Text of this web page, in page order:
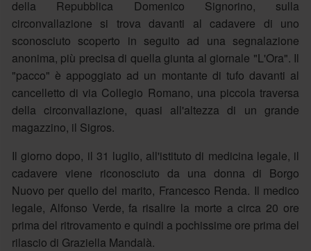
della Repubblica Domenico Signorino, sulla
circonvallazione si trova davanti al cadavere di uno
sconosciuto scoperto in seguito ad una segnalazione
anonima, più precisa di quella giunta al giornale "L'Ora". Il
"pacco" è appoggiato ad un montante di tufo davanti al
cancelletto di via Collegio Romano, una piccola traversa
della circonvallazione, quasi all'altezza di un grande
magazzino, il Sigros.
Il giorno dopo, il 31 luglio, all'istituto di medicina legale, il
cadavere viene riconosciuto da una donna di Borgo
Nuovo per quello del marito, Francesco Renda. Il medico
legale, Alfonso Verde, fa risalire la morte a circa 20 ore
prima del ritrovamento e quindi a pochissime ore prima del
rilascio di Graziella Mandalà.